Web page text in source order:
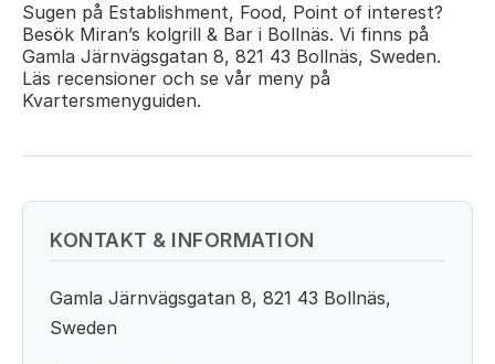
Sugen på Establishment, Food, Point of interest?
Besök Miran’s kolgrill & Bar i Bollnäs. Vi finns på
Gamla Järnvägsgatan 8, 821 43 Bollnäs, Sweden.
Läs recensioner och se vår meny på
Kvartersmenyguiden.
KONTAKT & INFORMATION
Gamla Järnvägsgatan 8, 821 43 Bollnäs,
Sweden